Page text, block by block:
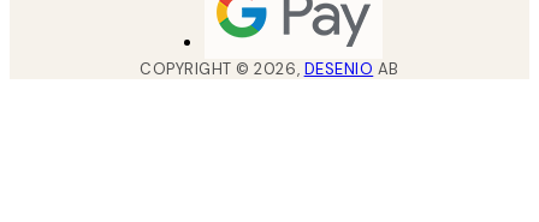
COPYRIGHT ©2026, DESENIO AB